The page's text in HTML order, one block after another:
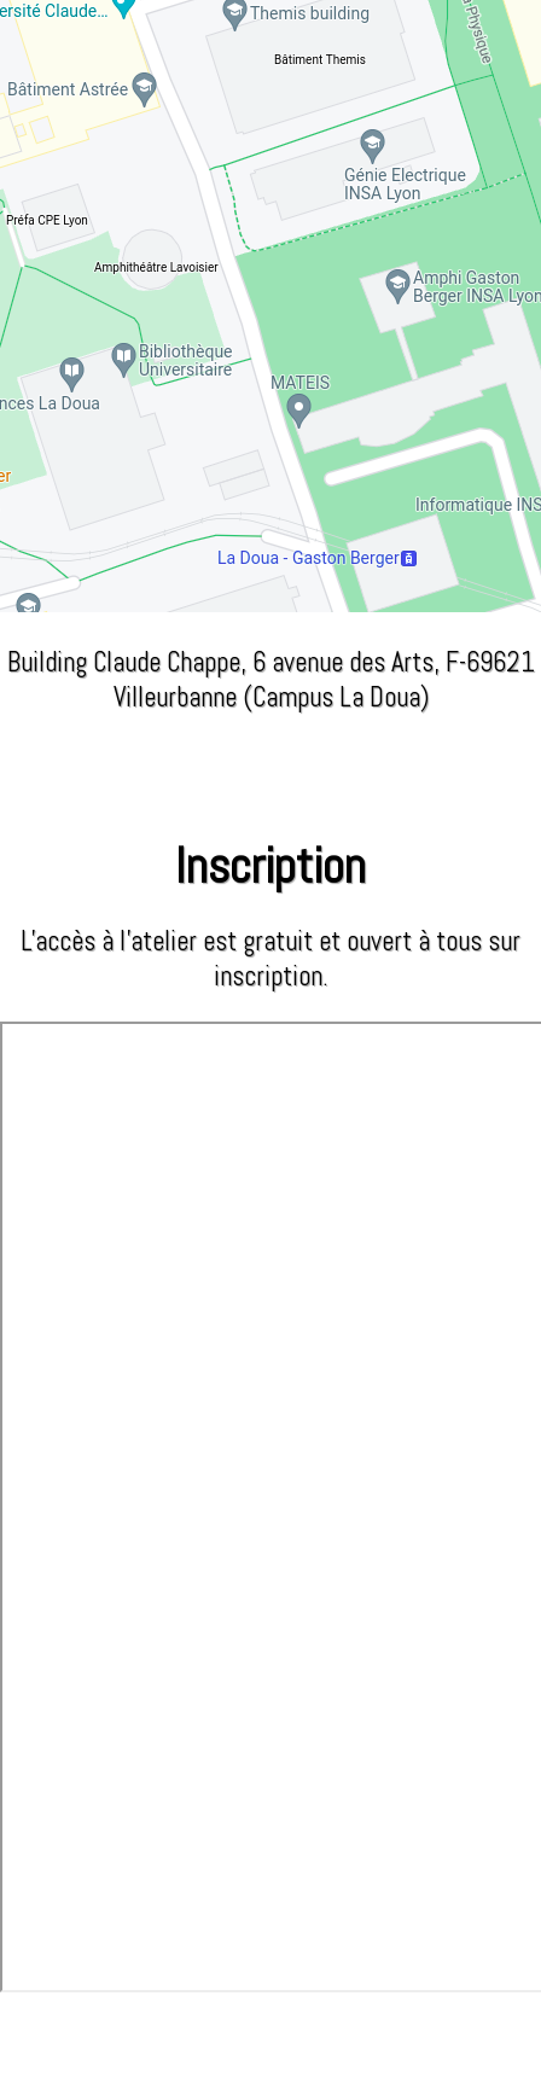
Building Claude Chappe, 6 avenue des Arts, F-69621
Villeurbanne (Campus La Doua)
Inscription
L'accès à l'atelier est gratuit et ouvert à tous sur
inscription.